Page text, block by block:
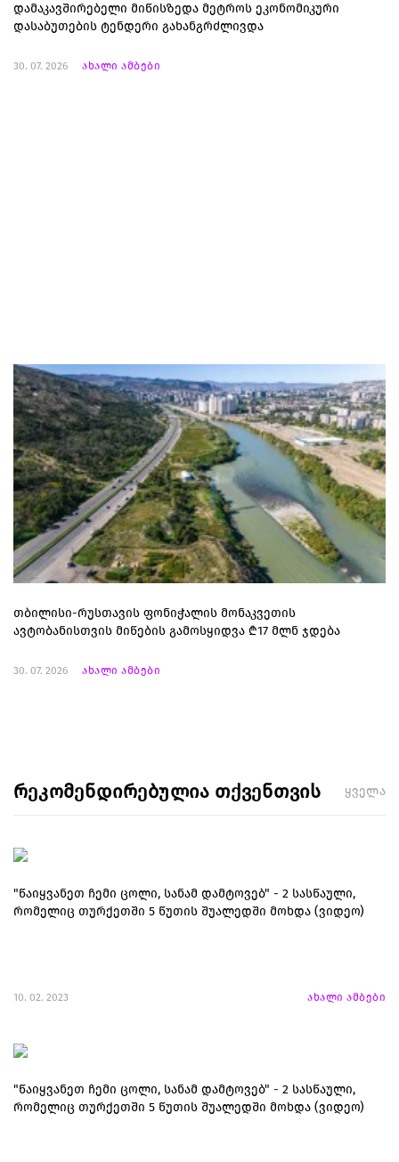
დამაკავშირებელი მიწისზედა მეტროს ეკონომიკური
დასაბუთების ტენდერი გახანგრძლივდა
30. 07. 2026 ახალი ამბები
თბილისი-რუსთავის ფონიჭალის მონაკვეთის
ავტობანისთვის მიწების გამოსყიდვა ₾17 მლნ ჯდება
30. 07. 2026 ახალი ამბები
რეკომენდირებულია თქვენთვის ყველა
"წაიყვანეთ ჩემი ცოლი, სანამ დამტოვებ" - 2 სასწაული,
რომელიც თურქეთში 5 წუთის შუალედში მოხდა (ვიდეო)
10. 02. 2023 ახალი ამბები
"წაიყვანეთ ჩემი ცოლი, სანამ დამტოვებ" - 2 სასწაული,
რომელიც თურქეთში 5 წუთის შუალედში მოხდა (ვიდეო)